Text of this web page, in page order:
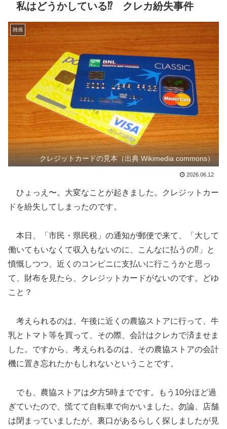
私はどうかしている⁉️ クレカ紛失事件
雑感
クレジットカードの見本（出典 Wikimedia commons）
2026.06.12
ひょっえ〜。大変なことが起きました。クレジットカー
ドを紛失してしまったのです。
本日、「市民・県民税」の通知が郵便で来て、「大して
働いてもいなくて収入もないのに、こんなに払うの⁉️」と
憤慨しつつ、近くのコンビニに支払いに行こうかと思っ
て、財布を見たら、クレジットカードがないのです。どゆ
こと？
考えられるのは、午後に近くの農協ストアに行って、牛
乳とトマト等を買って、その際、会計はクレカで済ませま
した。ですから、考えられるのは、その農協ストアの会計
機に置き忘れたかもしれないということです。
でも、農協ストアは夕方5時までです。もう10分ほど過
ぎていたので、慌てて自転車で向かいました。勿論、店舗
は閉まっていましたが、裏口があるらしく探しましたが見